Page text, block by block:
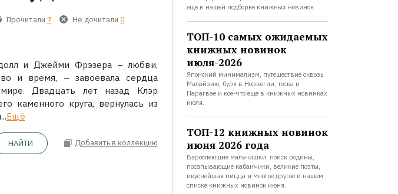
Прочитали 7 Не дочитали 0
и Джейми Фрэзера – любви,
и время, – завоевала сердца
Двадцать лет назад Клэр
каменного круга, вернулась из
Ещё
НАЙТИ Добавить в коллекцию
ещё в нашей подборке книжных новинок.
ТОП-10 самых ожидаемых
книжных новинок
июля-2026
Японский минимализм, путешествие сквозь
Малайзию, буря в Норвегии, тоска в
Парагвае и кое-что ещё в книжных новинках
июля.
ТОП-12 книжных новинок
июня 2026 года
Взрослеющие мальчишки, поиск родины,
посапывающие кабанчики, великие поэты,
вкуснейшая пицца и многое другое в нашем
списке книжных новинок июня.